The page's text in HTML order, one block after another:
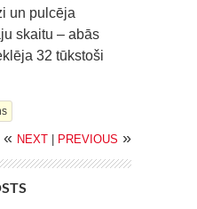
un pulcēja
skaitu – abās
32 tūkstoši
« NEXT PREVIOUS »